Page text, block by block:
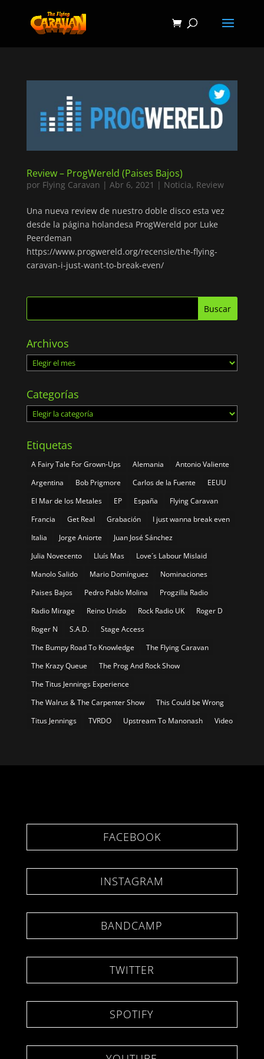
Review – ProgWereld (Paises Bajos)
por Flying Caravan | Abr 6, 2021 | Noticia, Review
Una nueva review de nuestro doble disco esta vez
desde la página holandesa ProgWereld por Luke
Peerdeman
https://www.progwereld.org/recensie/the-flying-
caravan-i-just-want-to-break-even/
Archivos
Archivos
Categorías
Categorías
Etiquetas
A Fairy Tale For Grown-Ups Alemania
Antonio Valiente
Argentina
Bob Prigmore Carlos de la Fuente
EEUU
El Mar de los Metales
EP España
Flying Caravan
Francia
Get Real Grabación
I just wanna break even
Italia
Jorge Aniorte
Juan José Sánchez
Julia Novecento
Lluís Mas
Love´s Labour Mislaid
Manolo Salido
Mario Domínguez
Nominaciones
Paises Bajos
Pedro Pablo Molina
Progzilla Radio
Radio Mirage
Reino Unido Rock Radio UK
Roger D
Roger N
S.A.D.
Stage Access
The Bumpy Road To Knowledge
The Flying Caravan
The Krazy Queue
The Prog And Rock Show
The Titus Jennings Experience
The Walrus & The Carpenter Show
This Could be Wrong
Titus Jennings
TVRDO Upstream To Manonash Video
FACEBOOK
INSTAGRAM
BANDCAMP
TWITTER
SPOTIFY